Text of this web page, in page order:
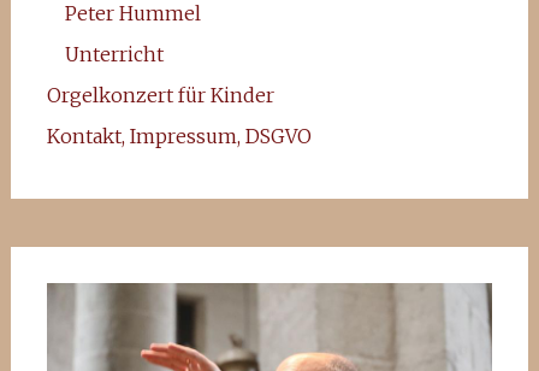
Peter Hummel
Unterricht
Orgelkonzert für Kinder
Kontakt, Impressum, DSGVO